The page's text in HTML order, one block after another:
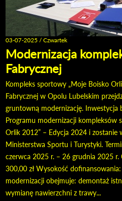
03-07-2025 / Czwartek
Modernizacja
Fabrycznej
Kompleks sportowy „Moje Boisko
Fabrycznej w Opolu Lubelskim
gruntowną modernizację. Inwestycja
Programu modernizacji kompleksów
Orlik 2012” – Edycja 2024 i zostanie
Ministerstwa Sportu i Turystyki.
czerwca 2025 r. – 26 grudnia 2025 r.
300,00 zł Wysokość
modernizacji obejmuje: demontaż
wymianę nawierzchni z trawy...